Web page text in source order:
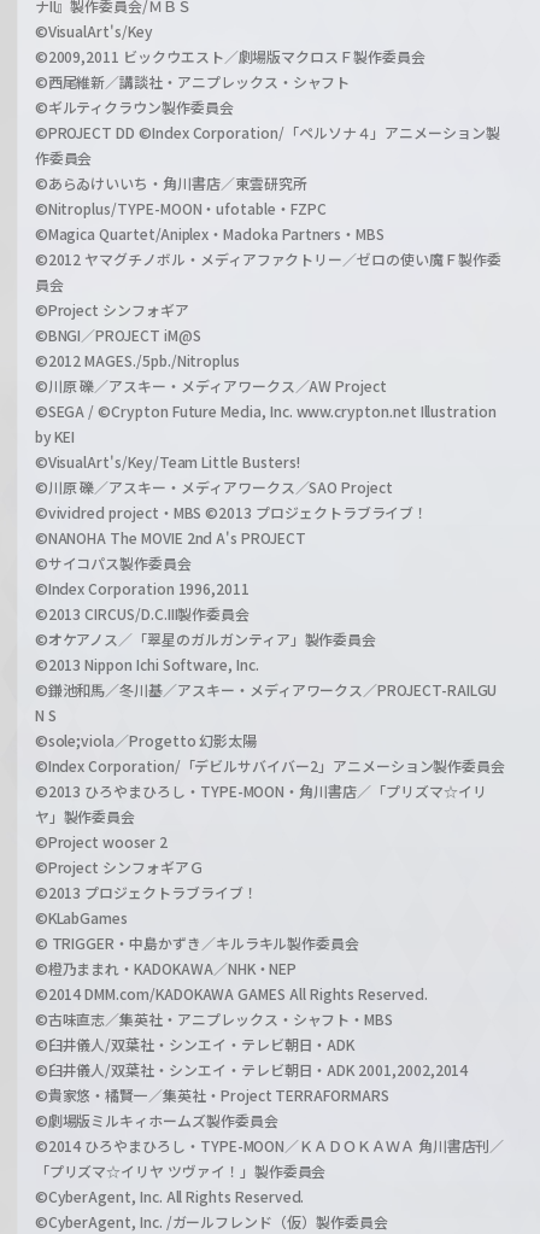
ナII』製作委員会/ＭＢＳ
©VisualArt's/Key
©2009,2011 ビックウエスト／劇場版マクロスＦ製作委員会
©西尾維新／講談社・アニプレックス・シャフト
©ギルティクラウン製作委員会
©PROJECT DD ©Index Corporation/「ペルソナ４」アニメーション製
作委員会
©あらゐけいいち・角川書店／東雲研究所
©Nitroplus/TYPE-MOON・ufotable・FZPC
©Magica Quartet/Aniplex・Madoka Partners・MBS
©2012 ヤマグチノボル・メディアファクトリー／ゼロの使い魔Ｆ製作委
員会
©Project シンフォギア
©BNGI／PROJECT iM@S
©2012 MAGES./5pb./Nitroplus
©川原 礫／アスキー・メディアワークス／AW Project
©SEGA / ©Crypton Future Media, Inc. www.crypton.net Illustration
by KEI
©VisualArt's/Key/Team Little Busters!
©川原 礫／アスキー・メディアワークス／SAO Project
©vividred project・MBS ©2013 プロジェクトラブライブ！
©NANOHA The MOVIE 2nd A's PROJECT
©サイコパス製作委員会
©Index Corporation 1996,2011
©2013 CIRCUS/D.C.III製作委員会
©オケアノス／「翠星のガルガンティア」製作委員会
©2013 Nippon Ichi Software, Inc.
©鎌池和馬／冬川基／アスキー・メディアワークス／PROJECT-RAILGU
N S
©sole;viola／Progetto 幻影太陽
©Index Corporation/「デビルサバイバー2」アニメーション製作委員会
©2013 ひろやまひろし・TYPE-MOON・角川書店／「プリズマ☆イリ
ヤ」製作委員会
©Project wooser 2
©Project シンフォギアＧ
©2013 プロジェクトラブライブ！
©KLabGames
© TRIGGER・中島かずき／キルラキル製作委員会
©橙乃ままれ・KADOKAWA／NHK・NEP
©2014 DMM.com/KADOKAWA GAMES All Rights Reserved.
©古味直志／集英社・アニプレックス・シャフト・MBS
©臼井儀人/双葉社・シンエイ・テレビ朝日・ADK
©臼井儀人/双葉社・シンエイ・テレビ朝日・ADK 2001,2002,2014
©貴家悠・橘賢一／集英社・Project TERRAFORMARS
©劇場版ミルキィホームズ製作委員会
©2014 ひろやまひろし・TYPE-MOON／ＫＡＤＯＫＡＷＡ 角川書店刊／
「プリズマ☆イリヤ ツヴァイ！」製作委員会
©CyberAgent, Inc. All Rights Reserved.
©CyberAgent, Inc. /ガールフレンド（仮）製作委員会